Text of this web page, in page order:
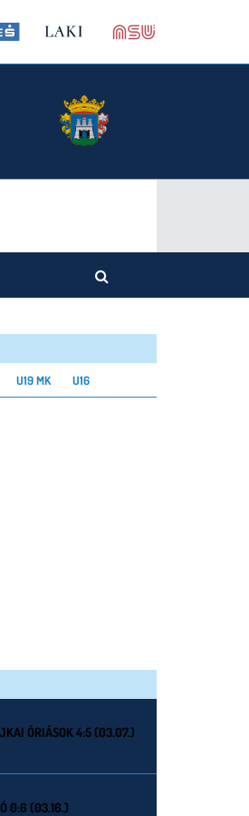
U19 MK U16
ÓRIÁSOK 4:5 (03.07.)
0:6 (03.16.)